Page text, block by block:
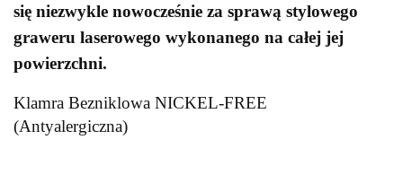
się niezwykle nowocześnie za sprawą stylowego
graweru laserowego wykonanego na całej jej
powierzchni.
Klamra Bezniklowa NICKEL-FREE
(Antyalergiczna)